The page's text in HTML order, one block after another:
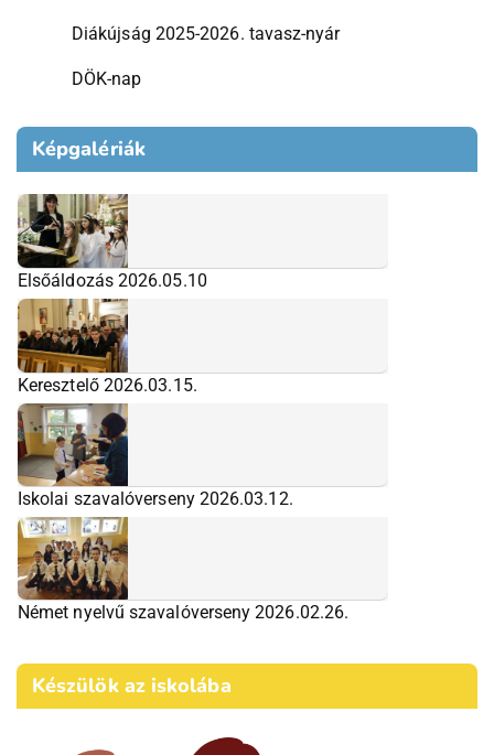
Diákújság 2025-2026. tavasz-nyár
DÖK-nap
Képgalériák
Elsőáldozás 2026.05.10
Keresztelő 2026.03.15.
Iskolai szavalóverseny 2026.03.12.
Német nyelvű szavalóverseny 2026.02.26.
Készülök az iskolába